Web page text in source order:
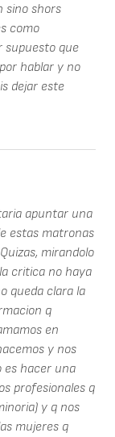
sino shors
como
supuesto que
hablar y no
dejar este
apuntar una
estas matronas
mirandolo
critica no haya
queda clara la
q
en
y nos
es hacer una
profesionales q
y q nos
mujeres q